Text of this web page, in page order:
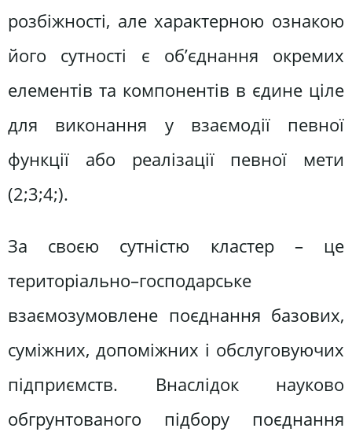
розбіжності, але характерною ознакою
його сутності є об’єднання окремих
елементів та компонентів в єдине ціле
для виконання у взаємодії певної
функції або реалізації певної мети
(2;3;4;).
За своєю сутністю кластер – це
територіально–господарське
взаємозумовлене поєднання базових,
суміжних, допоміжних і обслуговуючих
підприємств. Внаслідок науково
обгрунтованого підбору поєднання